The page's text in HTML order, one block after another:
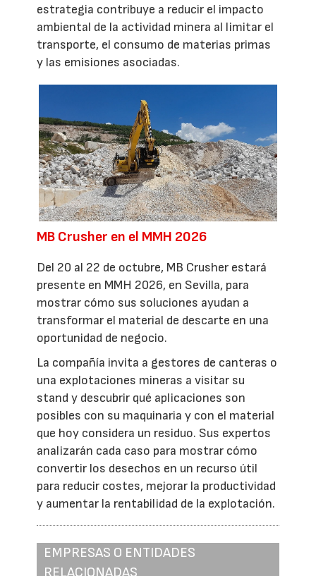
estrategia contribuye a reducir el impacto
ambiental de la actividad minera al limitar el
transporte, el consumo de materias primas
y las emisiones asociadas.
MB Crusher en el MMH 2026
Del 20 al 22 de octubre, MB Crusher estará
presente en MMH 2026, en Sevilla, para
mostrar cómo sus soluciones ayudan a
transformar el material de descarte en una
oportunidad de negocio.
La compañía invita a gestores de canteras o
una explotaciones mineras a visitar su
stand y descubrir qué aplicaciones son
posibles con su maquinaria y con el material
que hoy considera un residuo. Sus expertos
analizarán cada caso para mostrar cómo
convertir los desechos en un recurso útil
para reducir costes, mejorar la productividad
y aumentar la rentabilidad de la explotación.
EMPRESAS O ENTIDADES
RELACIONADAS